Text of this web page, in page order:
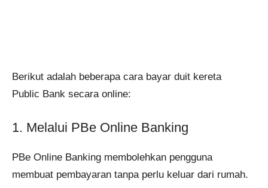
Berikut adalah beberapa cara bayar duit kereta
Public Bank secara online:
1. Melalui PBe Online Banking
PBe Online Banking membolehkan pengguna
membuat pembayaran tanpa perlu keluar dari rumah.